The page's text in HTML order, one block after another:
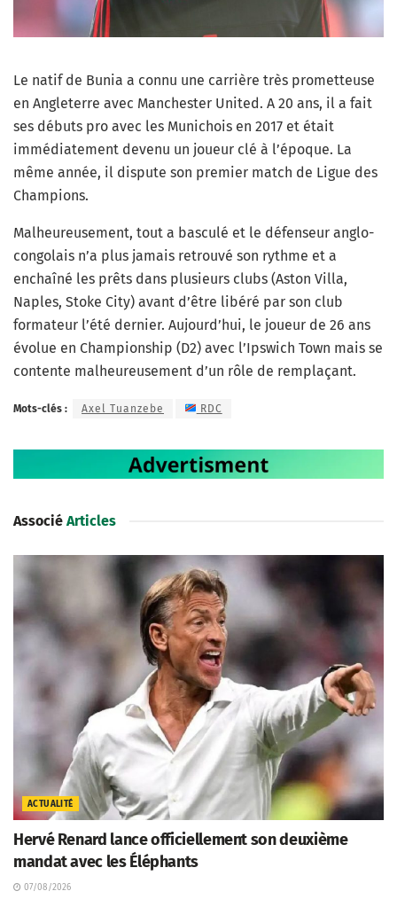
Le natif de Bunia a connu une carrière très prometteuse
en Angleterre avec Manchester United. A 20 ans, il a fait
ses débuts pro avec les Munichois en 2017 et était
immédiatement devenu un joueur clé à l’époque. La
même année, il dispute son premier match de Ligue des
Champions.
Malheureusement, tout a basculé et le défenseur anglo-
congolais n’a plus jamais retrouvé son rythme et a
enchaîné les prêts dans plusieurs clubs (Aston Villa,
Naples, Stoke City) avant d’être libéré par son club
formateur l’été dernier. Aujourd’hui, le joueur de 26 ans
évolue en Championship (D2) avec l’Ipswich Town mais se
contente malheureusement d’un rôle de remplaçant.
Mots-clés : Axel Tuanzebe RDC
Associé Articles
ACTUALITÉ
Hervé Renard lance officiellement son deuxième
mandat avec les Éléphants
07/08/2026